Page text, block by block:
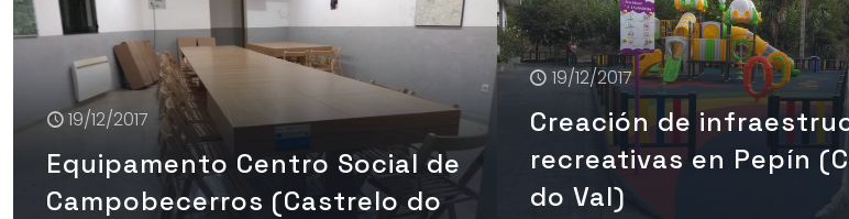
19/12/2017
Creación de
recreativas en Pepín
do Val)
19/12/2017
Equipamento Centro Social de
Campobecerros (Castrelo do